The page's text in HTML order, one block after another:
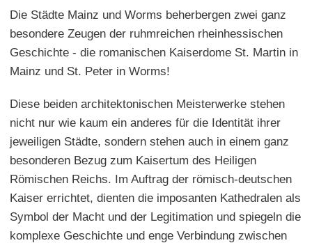
Die Städte Mainz und Worms beherbergen zwei ganz
besondere Zeugen der ruhmreichen rheinhessischen
Geschichte - die romanischen Kaiserdome St. Martin in
Mainz und St. Peter in Worms!
Diese beiden architektonischen Meisterwerke stehen
nicht nur wie kaum ein anderes für die Identität ihrer
jeweiligen Städte, sondern stehen auch in einem ganz
besonderen Bezug zum Kaisertum des Heiligen
Römischen Reichs. Im Auftrag der römisch-deutschen
Kaiser errichtet, dienten die imposanten Kathedralen als
Symbol der Macht und der Legitimation und spiegeln die
komplexe Geschichte und enge Verbindung zwischen